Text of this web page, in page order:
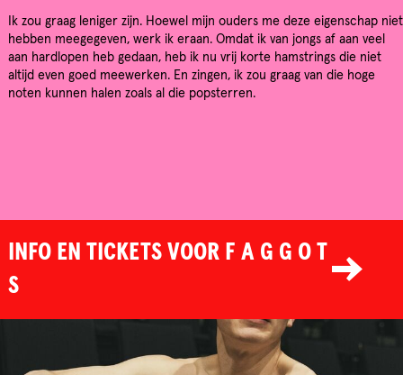
Ik zou graag leniger zijn. Hoewel mijn ouders me deze eigenschap niet
hebben meegegeven, werk ik eraan. Omdat ik van jongs af aan veel
aan hardlopen heb gedaan, heb ik nu vrij korte hamstrings die niet
altijd even goed meewerken. En zingen, ik zou graag van die hoge
noten kunnen halen zoals al die popsterren.
INFO EN TICKETS VOOR F A G G O T
S